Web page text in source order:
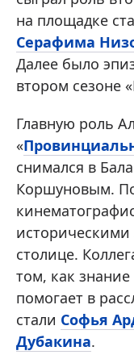
на площадке
Серафима
Далее было
втором сезоне
Главную роль
«
снимался в
Коршуновым.
столице.
том, как знание
помогает в
стали Софья
Дубакина.